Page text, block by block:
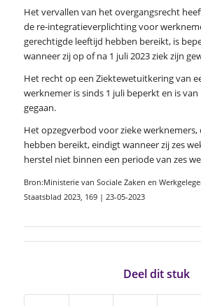
Het vervallen van het overgangsrecht
de re-integratieverplichting voor
gerechtigde leeftijd hebben bereikt, is
wanneer zij op of na 1 juli 2023 ziek zijn
Het recht op een Ziektewetuitkering van
werknemer is sinds 1 juli beperkt en is van
gegaan.
Het opzegverbod voor zieke werknemers,
hebben bereikt, eindigt wanneer zij zes
herstel niet binnen een periode van zes
Bron:Ministerie van Sociale Zaken en
Staatsblad 2023, 169 | 23-05-2023
Deel dit stuk